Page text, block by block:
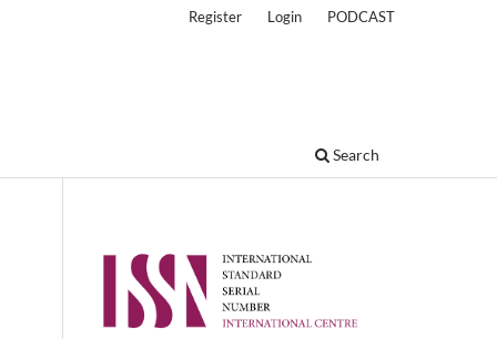
Search
Register Login PODCAST